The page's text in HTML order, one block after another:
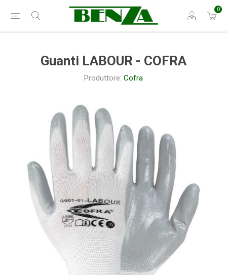
0
Guanti LABOUR - COFRA
Produttore: Cofra